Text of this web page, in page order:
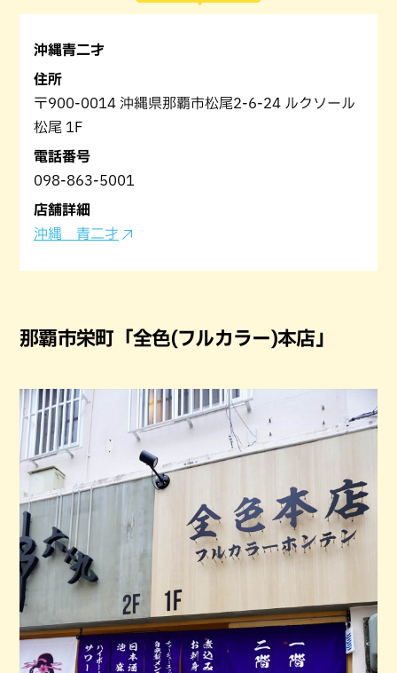
沖縄青二才
住所
〒900-0014 沖縄県那覇市松尾2-6-24 ルクソール
松尾 1F
電話番号
098-863-5001
店舗詳細
沖縄 青二才
那覇市栄町「全色(フルカラー)本店」